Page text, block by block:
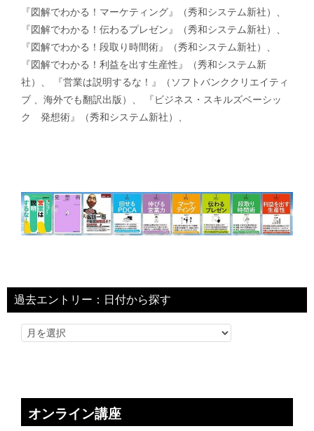
『図解でわかる！マーケティング』（秀和システム新社）、
『図解でわかる！伝わるプレゼン』（秀和システム新社）、
『図解でわかる！段取り時間術』（秀和システム新社）、
『図解でわかる！利益を出す生産性』（秀和システム新
社）、 『営業は説明するな！』（ソフトバンククリエイティ
ブ 、海外でも翻訳出版）、 『ビジネス・スキルズベーシッ
ク 発想術』（秀和システム新社）、
過去エントリー：日付から探す
オンライン講座